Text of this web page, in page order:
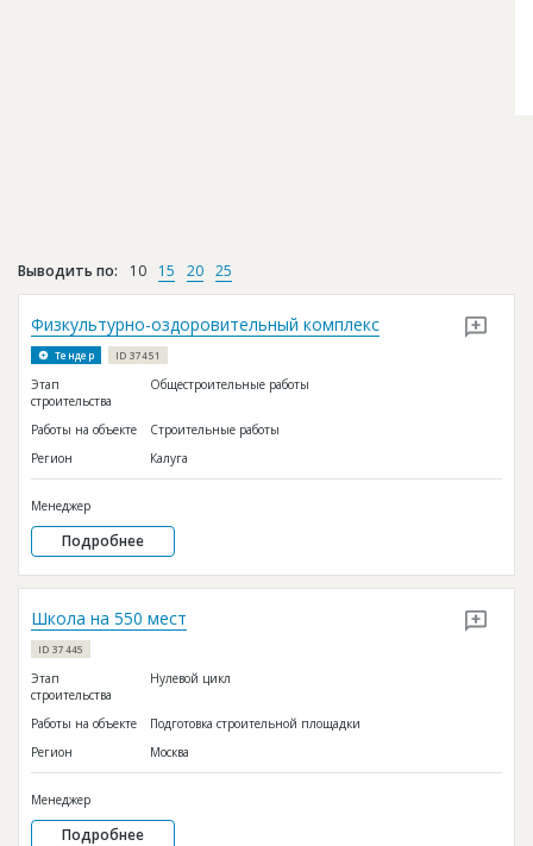
Выводить по: 10 15 20 25
Тендер ID 37451
Физкультурно-оздоровительный комплекс
Этап
строительства
Общестроительные работы
Работы на объекте
Строительные работы
Регион
Калуга
Менеджер
Подробнее
ID 37445
Школа на 550 мест
Этап
строительства
Нулевой цикл
Работы на объекте
Подготовка строительной площадки
Регион
Москва
Менеджер
Подробнее